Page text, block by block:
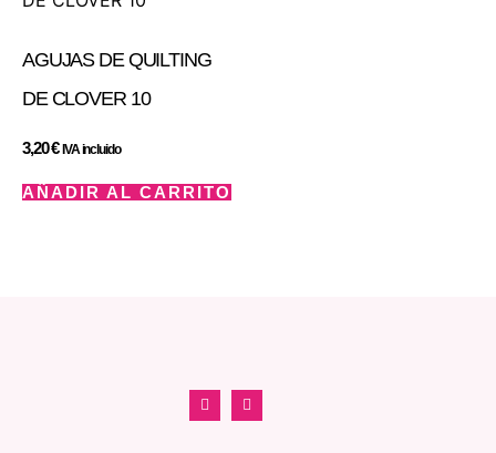
AGUJAS DE QUILTING
DE CLOVER 10
3,20€ IVA incluido
AÑADIR AL CARRITO